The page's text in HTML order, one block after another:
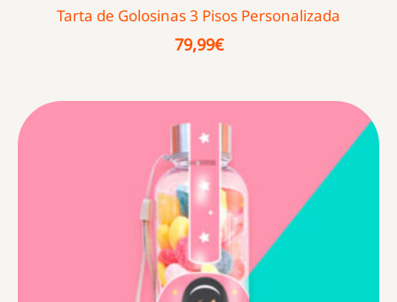
Tarta de Golosinas 3 Pisos Personalizada
79,99€